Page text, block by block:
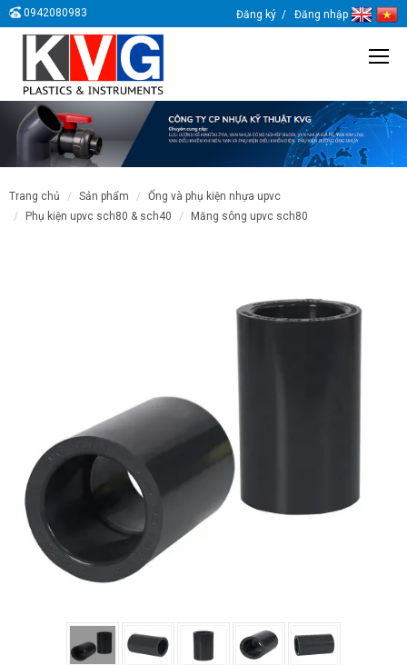
0942080983 Đăng ký Đăng nhập
trang chủ sản phẩm
ống và phụ kiện nhựa upvc
phụ kiện upvc sch80 & sch40
măng sông upvc sch80